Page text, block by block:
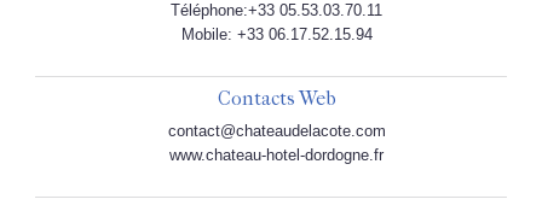
Téléphone:+33 05.53.03.70.11
Mobile: +33 06.17.52.15.94
Contacts Web
contact@chateaudelacote.com
www.chateau-hotel-dordogne.fr